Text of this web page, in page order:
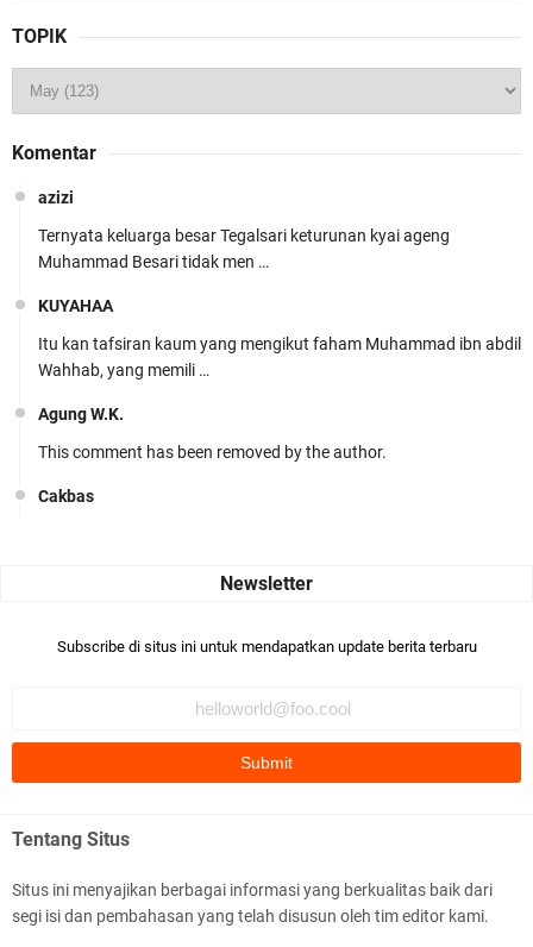
TOPIK
Komentar
azizi
Ternyata keluarga besar Tegalsari keturunan kyai ageng
Muhammad Besari tidak men …
KUYAHAA
Itu kan tafsiran kaum yang mengikut faham Muhammad ibn abdil
Wahhab, yang memili …
Agung W.K.
This comment has been removed by the author.
Cakbas
Bismillaah semoga pembuat artikel Alloh berikan pemahaman yg
Ada sejumlah pertanyaan kepada Anda dan jawablah dengan
Subscribe di situs ini untuk mendapatkan update berita terbaru
Tentang Situs
Situs ini menyajikan berbagai informasi yang berkualitas baik dari
segi isi dan pembahasan yang telah disusun oleh tim editor kami.